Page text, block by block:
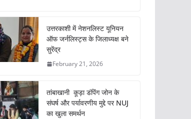
c
e
b
o
o
k
itt
er s
A
p
e
उत्तरकाशी में नेशनलिस्ट यूनियन
ऑफ जर्नलिस्ट्स के जिलाध्यक्ष बने
सुरेंद्र
February 21, 2026
तांबाखानी कूड़ा डंपिंग जोन के
संघर्ष और पर्यावरणीय मुद्दे पर NUJ
का खुला समर्थन